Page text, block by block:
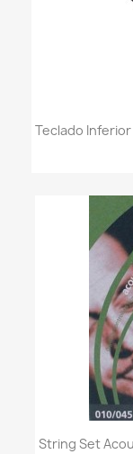
Teclado Inferior
String Set